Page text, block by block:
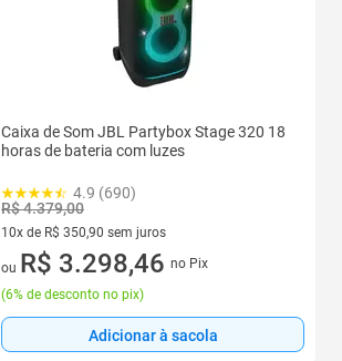
Caixa de Som JBL Partybox Stage 320 18
horas de bateria com luzes
4.9 (690)
R$ 4.379,00
10x de R$ 350,90 sem juros
10 vez de R$ 350,90 sem juros
ou R$ 3.298,46 no Pix
(6% de desconto no pix)
Adicionar à sacola